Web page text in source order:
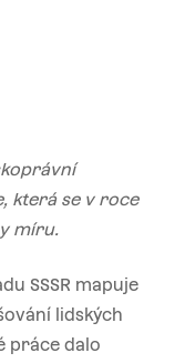
která se v roce
míru.
SSSR mapuje
lidských
práce dalo